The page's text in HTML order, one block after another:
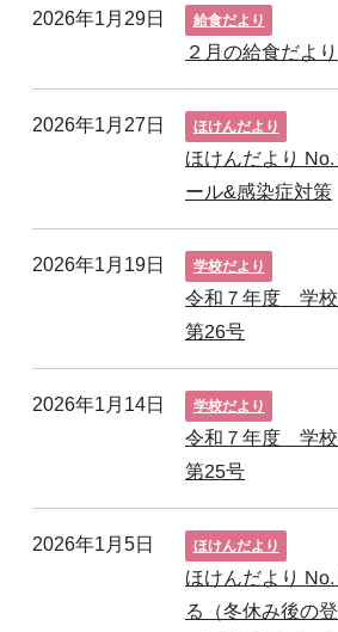
2026年1月29日 給食だより
２月の給食だより
2026年1月27日 ほけんだより
ほけんだより
ール&感染症対策
2026年1月19日 学校だより
令和７年度 学校
第26号
2026年1月14日 学校だより
令和７年度 学校
第25号
2026年1月5日 ほけんだより
ほけんだより
る（冬休み後の